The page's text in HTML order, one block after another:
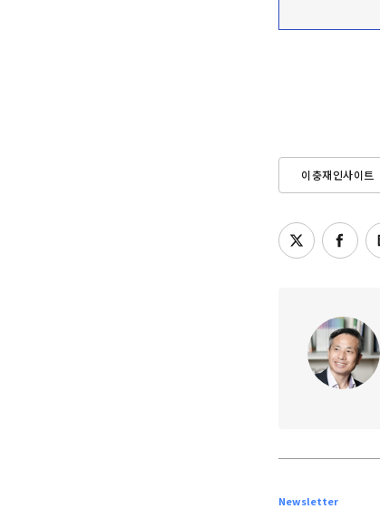
이충재인사이트
Newsletter